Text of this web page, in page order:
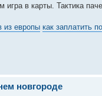
в карты. Тактика
из европы как заплатить
новгороде